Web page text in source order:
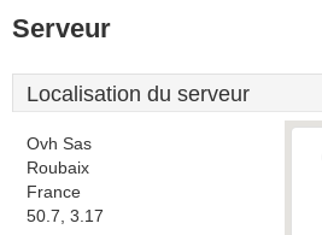
Serveur
Localisation du serveur
Ovh Sas
Roubaix
France
50.7, 3.17